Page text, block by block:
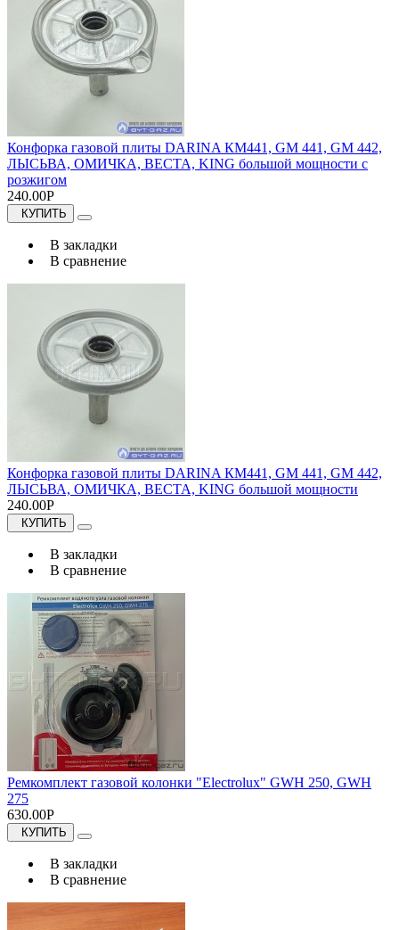
Конфорка газовой плиты DARINA КМ441, GM 441, GM 442,
ЛЫСЬВА, ОМИЧКА, ВЕСТА, KING большой мощности с
розжигом
240.00Р
КУПИТЬ
В закладки
В сравнение
Конфорка газовой плиты DARINA КМ441, GM 441, GM 442,
ЛЫСЬВА, ОМИЧКА, ВЕСТА, KING большой мощности
240.00Р
КУПИТЬ
В закладки
В сравнение
Ремкомплект газовой колонки "Electrolux" GWH 250, GWH
275
630.00Р
КУПИТЬ
В закладки
В сравнение